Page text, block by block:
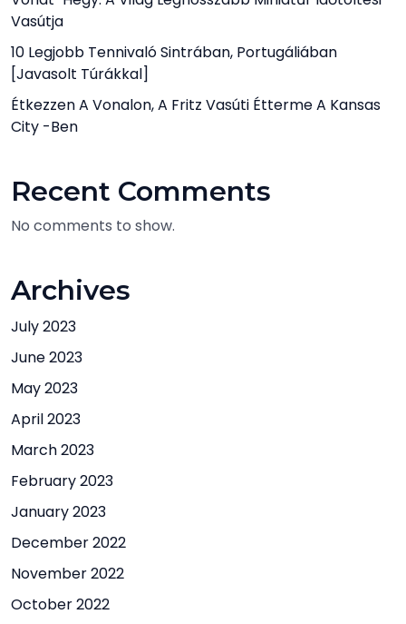
Vasútja
10 Legjobb Tennivaló Sintrában, Portugáliában
[javasolt Túrákkal]
Étkezzen A Vonalon, A Fritz Vasúti Étterme A Kansas
City -ben
Recent Comments
No comments to show.
Archives
July 2023
June 2023
May 2023
April 2023
March 2023
February 2023
January 2023
December 2022
November 2022
October 2022